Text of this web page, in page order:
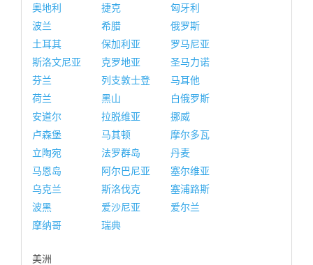
奥地利
捷克
匈牙利
波兰
希腊
俄罗斯
土耳其
保加利亚
罗马尼亚
斯洛文尼亚
克罗地亚
圣马力诺
芬兰
列支敦士登
马耳他
荷兰
黑山
白俄罗斯
安道尔
拉脱维亚
挪威
卢森堡
马其顿
摩尔多瓦
立陶宛
法罗群岛
丹麦
马恩岛
阿尔巴尼亚
塞尔维亚
乌克兰
斯洛伐克
塞浦路斯
波黑
爱沙尼亚
爱尔兰
摩纳哥
瑞典
美洲